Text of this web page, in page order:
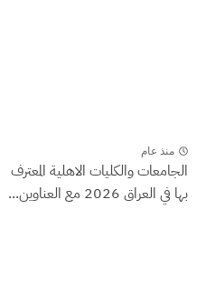
منذ عام
الجامعات والكليات الاهلية المعترف
بها في العراق 2026 مع العناوين...